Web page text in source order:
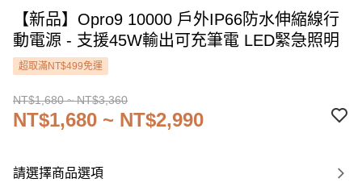
【新品】Opro9 10000 戶外IP66防水伸縮線行
動電源 - 支援45W輸出可充筆電 LED緊急照明
超取滿NT$499免運
NT$1,680 ~ NT$3,360
NT$1,680 ~ NT$2,990
請選擇商品選項